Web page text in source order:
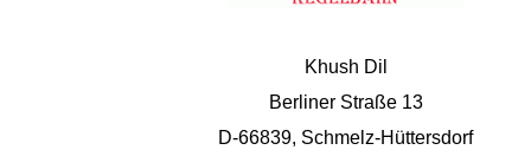
Khush Dil
Berliner Straße 13
D-66839, Schmelz-Hüttersdorf